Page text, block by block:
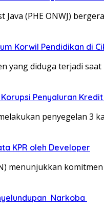
(PHE ONWJ)
Korwil Pendidikan di
yang diduga terjadi
Penyaluran Kredit
penyegelan 3
KPR oleh Developer
menunjukkan
Narkoba